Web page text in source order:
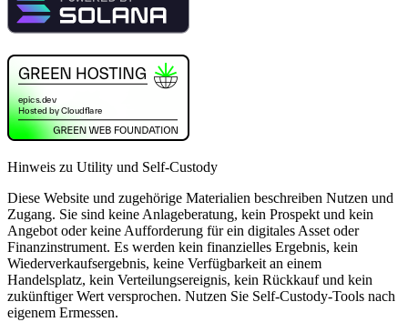
Hinweis zu Utility und Self-Custody
Diese Website und zugehörige Materialien beschreiben Nutzen und
Zugang. Sie sind keine Anlageberatung, kein Prospekt und kein
Angebot oder keine Aufforderung für ein digitales Asset oder
Finanzinstrument. Es werden kein finanzielles Ergebnis, kein
Wiederverkaufsergebnis, keine Verfügbarkeit an einem
Handelsplatz, kein Verteilungsereignis, kein Rückkauf und kein
zukünftiger Wert versprochen. Nutzen Sie Self-Custody-Tools nach
eigenem Ermessen.